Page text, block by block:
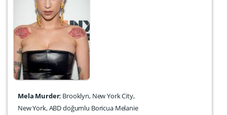
Mela Murder; Brooklyn, New York City,
New York, ABD doğumlu Boricua Melanie